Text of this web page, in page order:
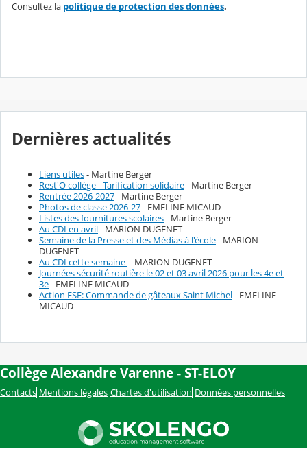
Consultez la politique de protection des données.
Dernières actualités
Liens utiles- Martine Berger
Rest'O collège - Tarification solidaire- Martine Berger
Rentrée 2026-2027- Martine Berger
Photos de classe 2026-27- EMELINE MICAUD
Listes des fournitures scolaires- Martine Berger
Au CDI en avril- MARION DUGENET
Semaine de la Presse et des Médias à l'école- MARION
DUGENET
Au CDI cette semaine - MARION DUGENET
Journées sécurité routière le 02 et 03 avril 2026 pour les 4e et
3e- EMELINE MICAUD
Action FSE: Commande de gâteaux Saint Michel- EMELINE
MICAUD
Collège Alexandre Varenne - ST-ELOY
Contacts Mentions légales Chartes d'utilisation Données personnelles